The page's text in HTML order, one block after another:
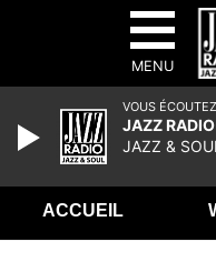
MENU
ACCUEIL
VOUS
JAZZ RADIO
JAZZ & SOUL